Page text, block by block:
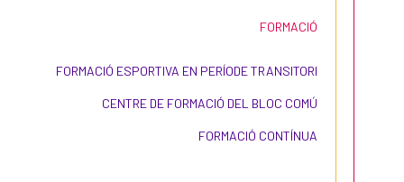
FORMACIÓ
FORMACIÓ ESPORTIVA EN PERÍODE TRANSITORI
CENTRE DE FORMACIÓ DEL BLOC COMÚ
FORMACIÓ CONTÍNUA